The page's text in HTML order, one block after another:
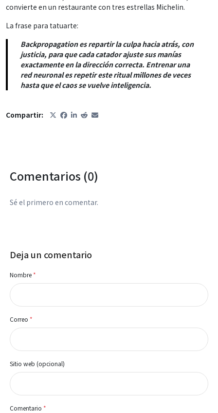
convierte en un restaurante con tres estrellas Michelin.
La frase para tatuarte:
Backpropagation es repartir la culpa hacia atrás, con
justicia, para que cada catador ajuste sus manías
exactamente en la dirección correcta. Entrenar una
red neuronal es repetir este ritual millones de veces
hasta que el caos se vuelve inteligencia.
Compartir:
Comentarios (0)
Sé el primero en comentar.
Deja un comentario
Nombre *
Correo *
Sitio web (opcional)
Comentario *